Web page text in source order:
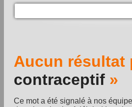
Aucun résultat
contraceptif »
Ce mot a été signalé à nos